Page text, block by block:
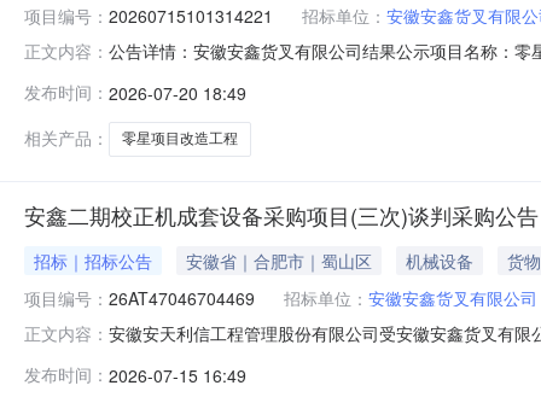
项目编号： 20260715101314221 招标单位： 安徽安鑫货叉有限
正文内容： 公告详情：安徽安鑫货叉有限公司结果公示项目名称：
有限公司联系。联系方式：18356535731最终以双方签
发布时间： 2026-07-20 18:49
相关产品：
零星项目改造工程
安鑫二期校正机成套设备采购项目(三次)谈判采购公告
招标｜招标公告 安徽省｜合肥市｜蜀山区 机械设备
货物
项目编号： 26AT47046704469 招标单位： 安徽安鑫货叉有限公司
正文内容： 安徽安天利信工程管理股份有限公司受安徽安鑫货叉有
26AT470467044692.2采购包划分：1个2.3项目包号：
发布时间： 2026-07-15 16:49